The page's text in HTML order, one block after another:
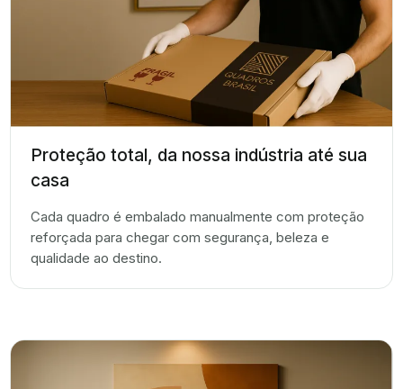
Proteção total, da nossa indústria até sua
casa
Cada quadro é embalado manualmente com proteção
reforçada para chegar com segurança, beleza e
qualidade ao destino.